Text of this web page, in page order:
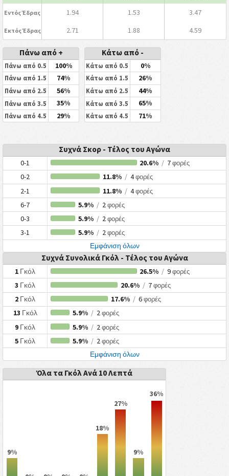
Εντός Έδρας 1.94 1.53 3.47
Εκτός Έδρας 2.71 1.88 4.59
Πάνω από +
Πάνω από 0.5 100%
Πάνω από 1.5 74%
Πάνω από 2.5 56%
Πάνω από 3.5 35%
Πάνω από 4.5 29%
Κάτω από -
Κάτω από 0.5 0%
Κάτω από 1.5 26%
Κάτω από 2.5 44%
Κάτω από 3.5 65%
Κάτω από 4.5 71%
Συχνά Σκορ - Τέλος του Αγώνα
0-1 20.6% / 7φορές
0-2 11.8% /4φορές
2-1 11.8% /4φορές
6-7 5.9% /2 φορές
0-3 5.9% /2 φορές
3-1 5.9% /2 φορές
Εμφάνιση όλων
Συχνά Συνολικά Γκόλ - Τέλος του Αγώνα
1 Γκόλ 26.5% / 9φορές
3 Γκόλ 20.6% /7 φορές
2 Γκόλ 17.6% /6 φορές
13 Γκόλ 5.9% /2 φορές
9 Γκόλ 5.9% /2 φορές
5 Γκόλ 5.9% /2 φορές
Εμφάνιση όλων
Όλα τα Γκόλ Ανά 10 Λεπτά
9%
18%
27%
9%
36%